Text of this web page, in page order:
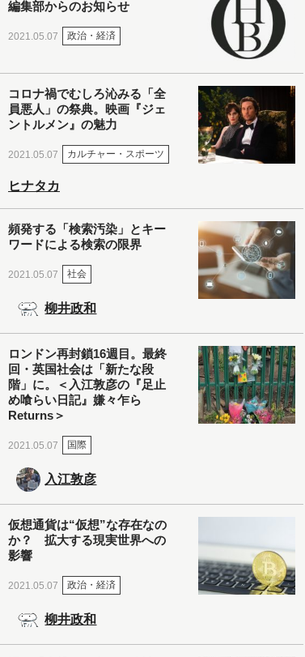
編集部からのお知らせ
2021.05.07 政治・経済
コロナ禍でむしろ沁みる「全
員悪人」の祭典。映画『ジェ
ントルメン』の魅力
2021.05.07 カルチャー・スポーツ
ヒナタカ
頻発する「検索汚染」とキー
ワードによる検索の限界
2021.05.07 社会
柳井政和
ロンドン再封鎖16週目。最終
回・英国社会は「新たな段
階」に。＜入江敦彦の『足止
め喰らい日記』嫌々乍ら
Returns＞
2021.05.07 国際
入江敦彦
仮想通貨は“仮想”な存在なの
か？ 拡大する現実世界への
影響
2021.05.07 政治・経済
柳井政和